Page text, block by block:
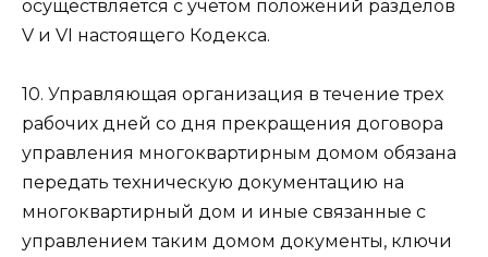
осуществляется с учетом положений разделов
V и VI настоящего Кодекса.
10. Управляющая организация в течение трех
рабочих дней со дня прекращения договора
управления многоквартирным домом обязана
передать техническую документацию на
многоквартирный дом и иные связанные с
управлением таким домом документы, ключи